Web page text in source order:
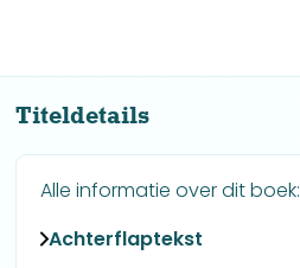
Titeldetails
Alle informatie over dit boek:
Achterflaptekst